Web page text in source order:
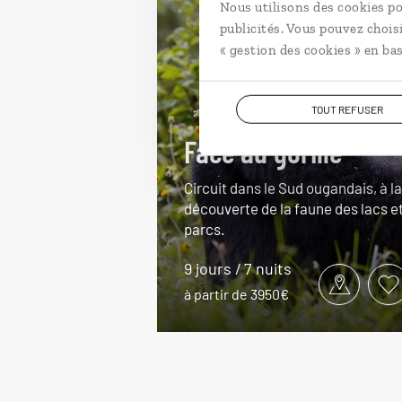
Nous utilisons des cookies
publicités. Vous pouvez
« gestion des cookies » en
TOUT REFUSER
Face au gorille
Circuit dans le Sud ougandais, à la
découverte de la faune des lacs
parcs.
9 jours / 7 nuits
à partir de 3950€